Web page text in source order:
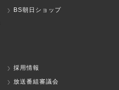
BS朝日ショップ
採用情報
放送番組審議会